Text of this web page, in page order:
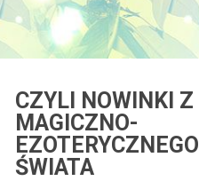
CZYLI NOWINKI Z
MAGICZNO-
EZOTERYCZNEGO
ŚWIATA